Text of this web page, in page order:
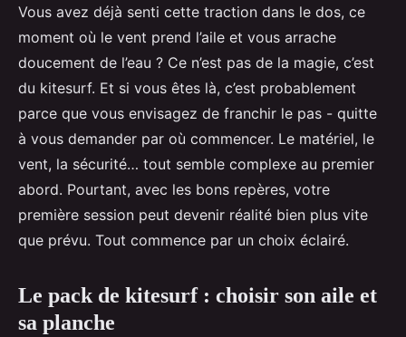
Kitesurf : équipement essentiel
et conseils pour débuter
Gareth•25/06/2026 11:01•10 min de lecture
Vous avez déjà senti cette traction dans le dos, ce
moment où le vent prend l’aile et vous arrache
doucement de l’eau ? Ce n’est pas de la magie, c’est
du kitesurf. Et si vous êtes là, c’est probablement
parce que vous envisagez de franchir le pas - quitte
à vous demander par où commencer. Le matériel, le
vent, la sécurité… tout semble complexe au premier
abord. Pourtant, avec les bons repères, votre
première session peut devenir réalité bien plus vite
que prévu. Tout commence par un choix éclairé.
Le pack de kitesurf : choisir son aile et
sa planche